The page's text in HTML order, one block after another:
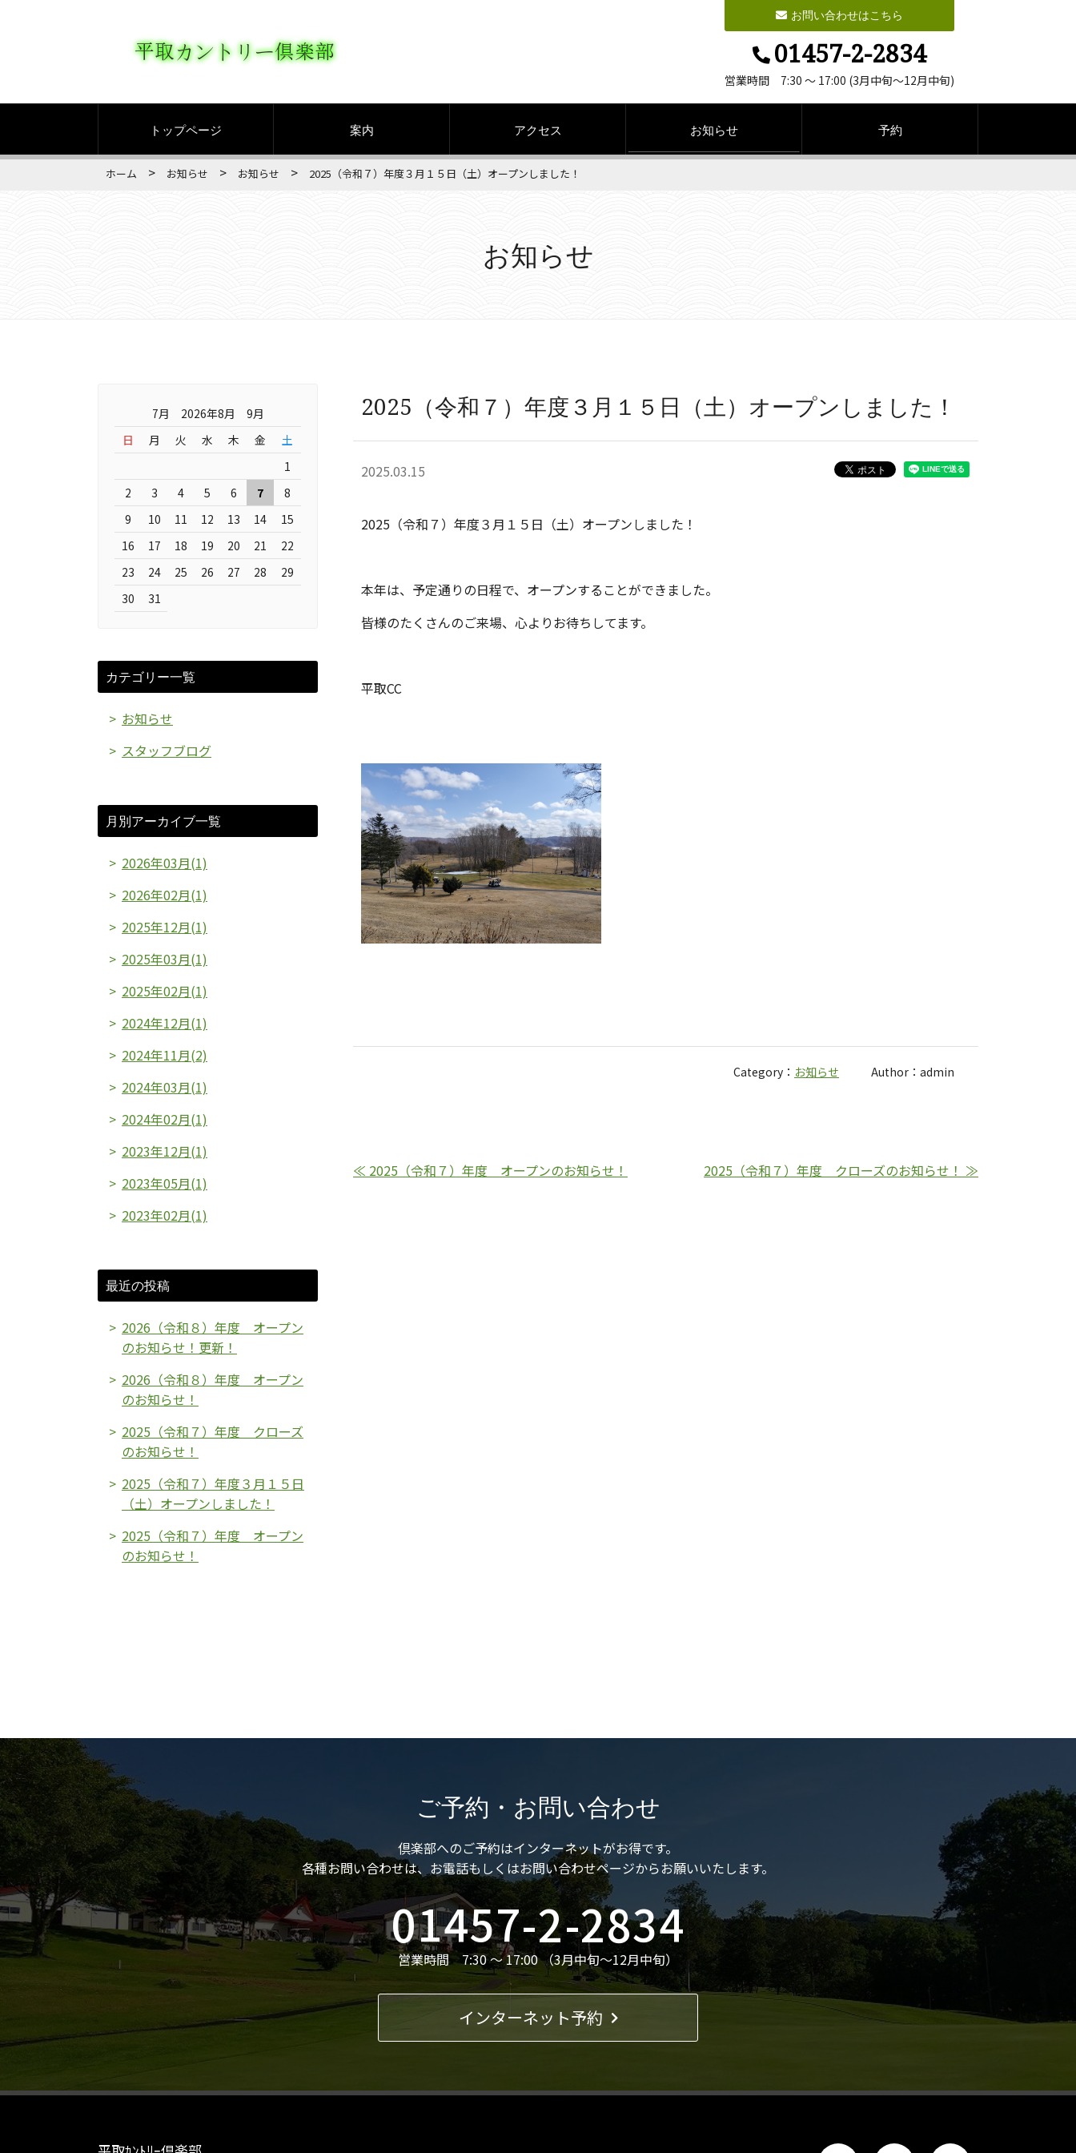
お問い合わせはこちら
01457-2-2834
営業時間 7:30 ～ 17:00 (3月中旬～12月中旬)
トップページ 案内 アクセス お知らせ 予約
ホーム > お知らせ > お知らせ > 2025（令和７）年度３月１５日（土）オープンしました！
お知らせ
2025（令和７）年度３月１５日（土）オープンしました！
2025.03.15
2025（令和７）年度３月１５日（土）オープンしました！
本年は、予定通りの日程で、オープンすることができました。
皆様のたくさんのご来場、心よりお待ちしてます。
平取CC
Category： お知らせ Author：admin
≪ 2025（令和７）年度 オープンのお知らせ！ 2025（令和７）年度 クローズのお知らせ！ ≫
7月 2026年8月 9月
日
月 火 水 木 金
土
1
2
3 4 5 6 7
8
9
10 11 12 13 14
15
16
17 18 19 20 21
22
23
24 25 26 27 28
29
30
31
カテゴリー一覧
お知らせ
スタッフブログ
月別アーカイブ一覧
2026年03月(1)
2026年02月(1)
2025年12月(1)
2025年03月(1)
2025年02月(1)
2024年12月(1)
2024年11月(2)
2024年03月(1)
2024年02月(1)
2023年12月(1)
2023年05月(1)
2023年02月(1)
最近の投稿
2026（令和８）年度 オープン
のお知らせ！更新！
2026（令和８）年度 オープン
のお知らせ！
2025（令和７）年度 クローズ
のお知らせ！
2025（令和７）年度３月１５日
（土）オープンしました！
2025（令和７）年度 オープン
のお知らせ！
ご予約・お問い合わせ
倶楽部へのご予約はインターネットがお得です。
各種お問い合わせは、お電話もしくはお問い合わせページからお願いいたします。
01457-2-2834
営業時間 7:30 ～ 17:00 （3月中旬～12月中旬）
インターネット予約